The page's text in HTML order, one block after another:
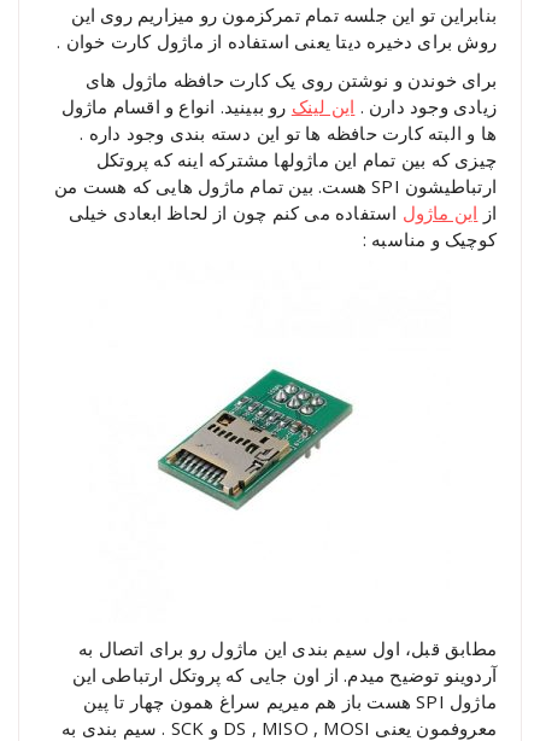
بنابراین تو این جلسه تمام تمرکزمون رو میزاریم روی این
روش برای دخیره دیتا یعنی استفاده از ماژول کارت خوان .
برای خوندن و نوشتن روی یک کارت حافظه ماژول های
زیادی وجود دارن . این لینک رو ببینید. انواع و اقسام ماژول
ها و البته کارت حافظه ها تو این دسته بندی وجود داره .
چیزی که بین تمام این ماژولها مشترکه اینه که پروتکل
ارتباطیشون SPI هست. بین تمام ماژول هایی که هست من
از این ماژول استفاده می کنم چون از لحاظ ابعادی خیلی
کوچیک و مناسبه :
مطابق قبل، اول سیم بندی این ماژول رو برای اتصال به
آردوینو توضیح میدم. از اون جایی که پروتکل ارتباطی این
ماژول SPI هست باز هم میریم سراغ همون چهار تا پین
معروفمون یعنی DS , MISO , MOSI و SCK . سیم بندی به